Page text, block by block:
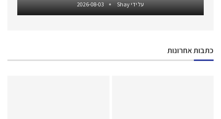
על ידיShay
2026-08-03
כתבות אחרונות